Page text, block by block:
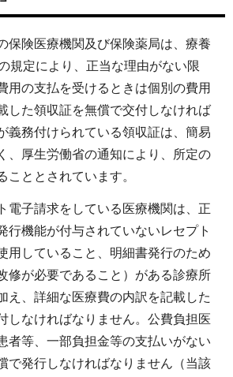
保険医療機関及び保険薬局は、療養
規定により、正当な理由がない限
用の支払を受けるときは個別の費用
した領収証を無償で交付しなければ
義務付けられている領収証は、簡易
、厚生労働省の通知により、所定の
こととされています。
電子請求をしている医療機関は、正
行機能が付与されていないレセプト
用していること、明細書発行のため
修が必要であること）がある診療所
え、詳細な医療費の内訳を記載した
しなければなりません。公費負担医
者等、一部負担金等の支払いがない
で発行しなければなりません（当該